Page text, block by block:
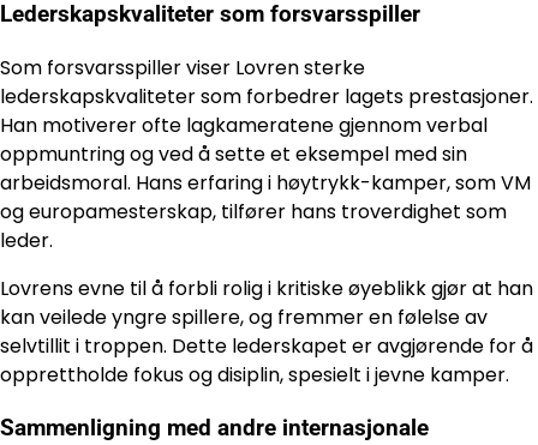
Lederskapskvaliteter som forsvarsspiller
Som forsvarsspiller viser Lovren sterke
lederskapskvaliteter som forbedrer lagets prestasjoner.
Han motiverer ofte lagkameratene gjennom verbal
oppmuntring og ved å sette et eksempel med sin
arbeidsmoral. Hans erfaring i høytrykk-kamper, som VM
og europamesterskap, tilfører hans troverdighet som
leder.
Lovrens evne til å forbli rolig i kritiske øyeblikk gjør at han
kan veilede yngre spillere, og fremmer en følelse av
selvtillit i troppen. Dette lederskapet er avgjørende for å
opprettholde fokus og disiplin, spesielt i jevne kamper.
Sammenligning med andre internasjonale